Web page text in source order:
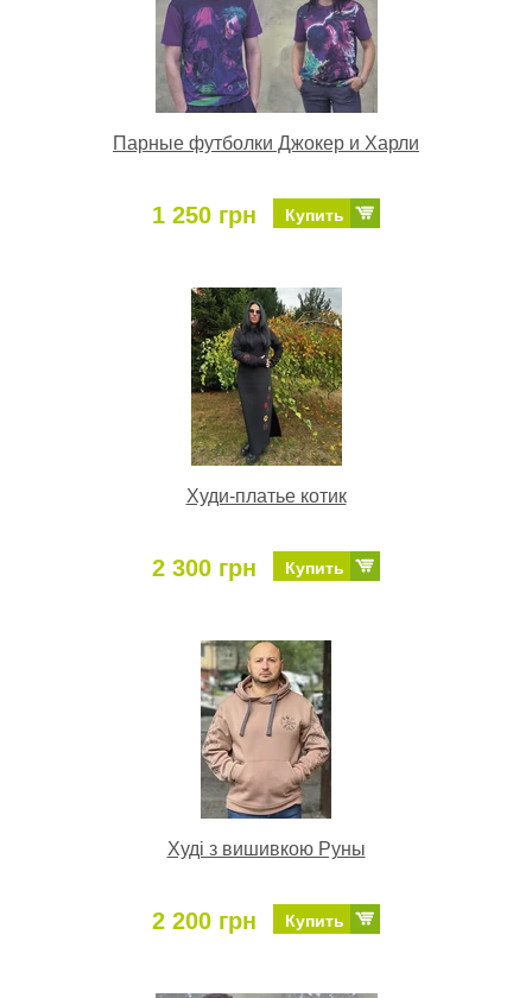
Парные футболки Джокер и Харли
1 250 грн Купить
Худи-платье котик
2 300 грн Купить
Худі з вишивкою Руны
2 200 грн Купить